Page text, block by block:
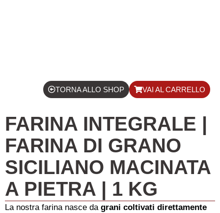
VAI AL CARRELLO
TORNA ALLO SHOP
FARINA INTEGRALE |
FARINA DI GRANO
SICILIANO MACINATA
A PIETRA | 1 KG
La nostra farina nasce dagrani coltivati direttamente